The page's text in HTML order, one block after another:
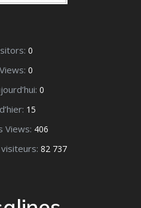
0
0
0
15
Views: 406
82 737